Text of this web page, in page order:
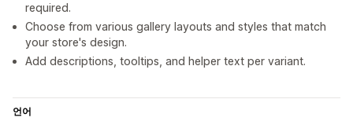
required.
Choose from various gallery layouts and styles that match
your store's design.
Add descriptions, tooltips, and helper text per variant.
언어